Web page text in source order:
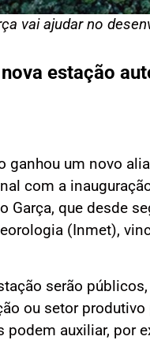
vai ajudar no
estação
ganhou um novo
com a
Garça, que desde
(Inmet),
serão
ou setor
podem auxiliar, por